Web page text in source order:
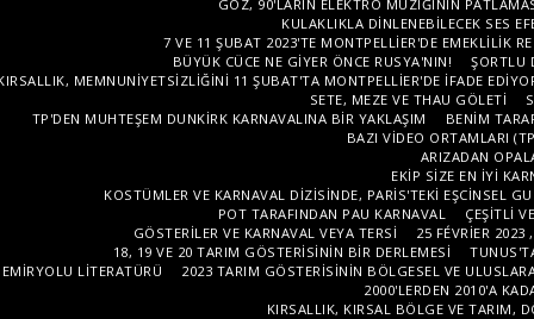
GÖZ, 90'LARIN ELEKTRO MÜZIĞININ
KULAKLIKLA DINLENEBILECEK SES
7 VE 11 ŞUBAT 2023'TE MONTPELLIER'DE EMEKLILIK
BÜYÜK CÜCE NE GIYER ÖNCE RUSYA'NIN!
ŞORTLU
MEMNUNIYETSIZLIĞINI 11 ŞUBAT'TA MONTPELLIER'DE IFADE
SETE, MEZE VE THAU GÖLETI
TP'DEN MUHTEŞEM DUNKIRK KARNAVALINA BIR YAKLAŞIM
BENIM
BAZI VIDEO ORTAMLARI
ARIZADAN
EKIP SIZE EN IYI
KOSTÜMLER VE KARNAVAL DIZISINDE, PARIS'TEKI EŞCINSEL
POT TARAFINDAN PAU KARNAVAL
ÇEŞITLI
GÖSTERILER VE KARNAVAL VEYA TERSI
25 FÉVRIER
18, 19 VE 20 TARIM GÖSTERISININ BIR DERLEMESI
LITERATÜRÜ
2023 TARIM GÖSTERISININ BÖLGESEL VE
2000'LERDEN 2010'A
KIRSALLIK, KIRSAL BÖLGE VE TARIM,